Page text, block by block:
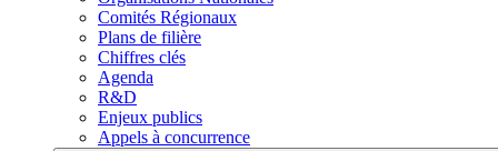
Comités Régionaux
Plans de filière
Chiffres clés
Agenda
R&D
Enjeux publics
Appels à concurrence